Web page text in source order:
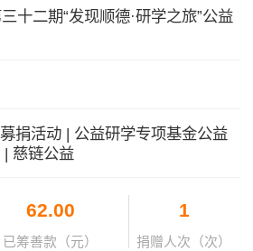
十二期“发现顺德·研学之旅”公益
捐活动 | 公益研学专项基金公益
| 慈链公益
62.00
已筹善款（元）
1
捐赠人次（次）